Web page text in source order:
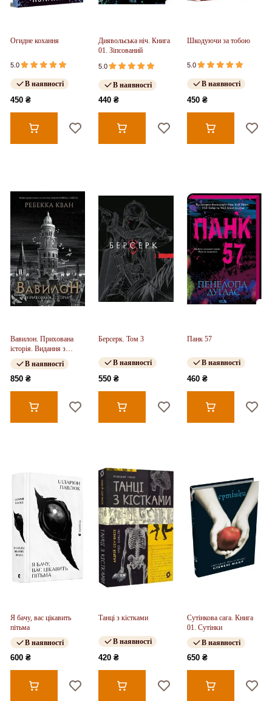
Огидне кохання
5.0
В наявності
450 ₴
Диявольська ніч. Книга
01. Зіпсований
5.0
В наявності
440 ₴
Шкодуючи за тобою
5.0
В наявності
450 ₴
Вавилон. Прихована
історія. Видання з
ілюстрованим зрізом
(у)
В наявності
850 ₴
Берсерк. Том 3
В наявності
550 ₴
Панк 57
В наявності
460 ₴
Я бачу, вас цікавить
пітьма
В наявності
600 ₴
Танці з кістками
В наявності
420 ₴
Сутінкова сага. Книга
01. Сутінки
В наявності
650 ₴